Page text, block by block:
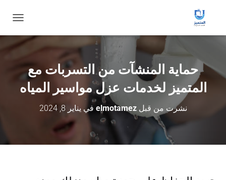
ب
د
حماية المنشآت من التسربات مع
المتميز لخدمات عزل مواسير المياه
نشرت من قبلelmotamez في يناير 8, 2024